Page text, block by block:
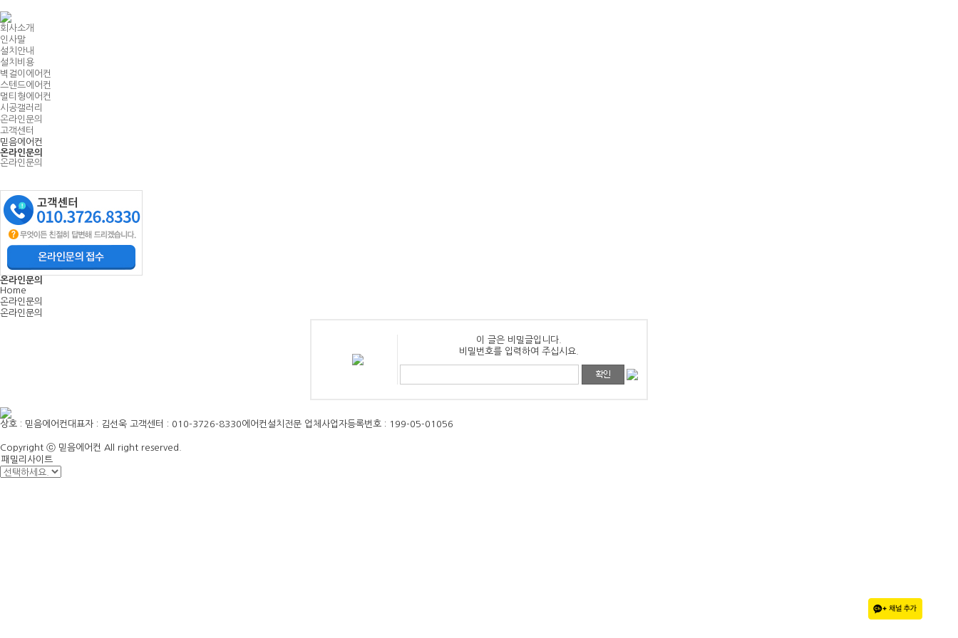
회사소개
인사말
설치안내
설치비용
벽걸이에어컨
스텐드에어컨
멀티형에어컨
시공갤러리
온라인문의
고객센터
믿음에어컨
온라인문의
온라인문의
온라인문의
Home
온라인문의
온라인문의
이 글은 비밀글입니다.
비밀번호를 입력하여 주십시요.
상호 : 믿음에어컨 대표자 : 김선욱 고객센터 : 010-3726-8330에어컨설치전문 업체 사업자등록번호 : 199-05-01056
Copyright ⓒ 믿음에어컨 All right reserved.
패밀리사이트